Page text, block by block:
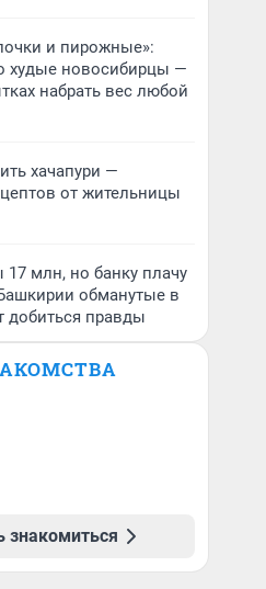
и пирожные»:
худые новосибирцы —
набрать вес любой
хачапури —
от жительницы
млн, но банку плачу
обманутые в
добиться правды
знакомиться